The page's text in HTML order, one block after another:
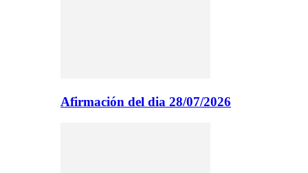
Afirmación del dia 28/07/2026